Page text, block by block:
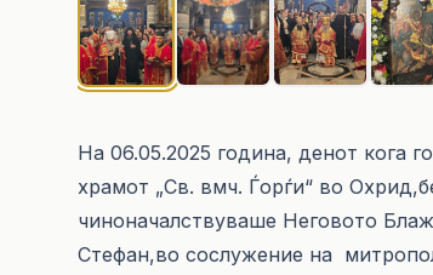
На 06.05.2025 година, денот кога
храмот „Св. вмч. Ѓорѓи“ во
чиноначалствуваше Неговото
Стефан,во сослужение на